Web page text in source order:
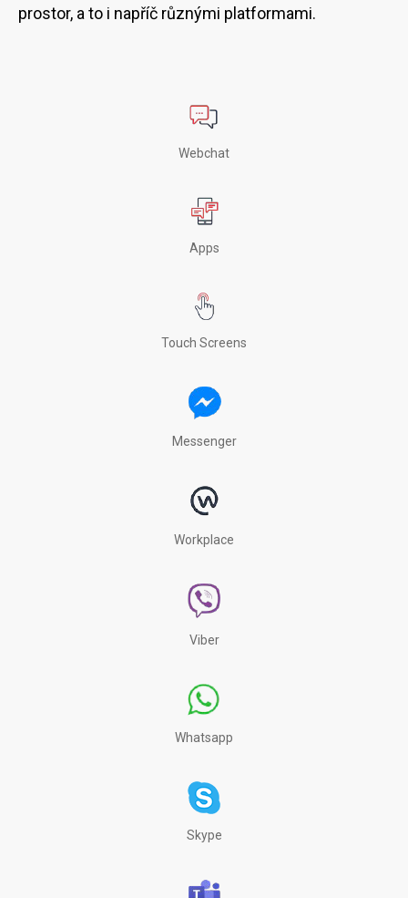
prostor, a to i napříč různými platformami.
Webchat
Apps
Touch Screens
Messenger
Workplace
Viber
Whatsapp
Skype